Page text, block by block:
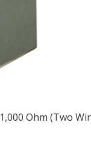
1,000 Ohm (Two